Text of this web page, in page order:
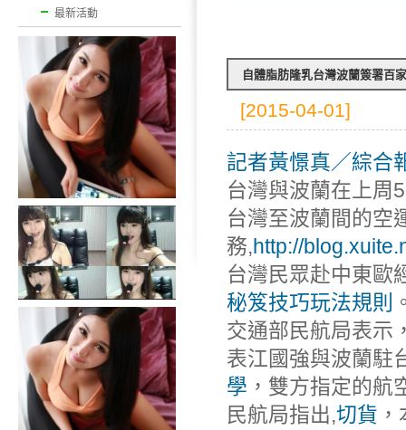
最新活動
自體脂肪隆乳台灣波蘭簽署百
[2015-04-01]
記者黃憬真／綜合
台灣與波蘭在上周
台灣至波蘭間的空
務,http://
台灣民眾赴中東歐
秘笈技巧玩法規則
交通部民航局表示
表江國強與波蘭駐
學 ，雙方指定的
民航局指出,切貨